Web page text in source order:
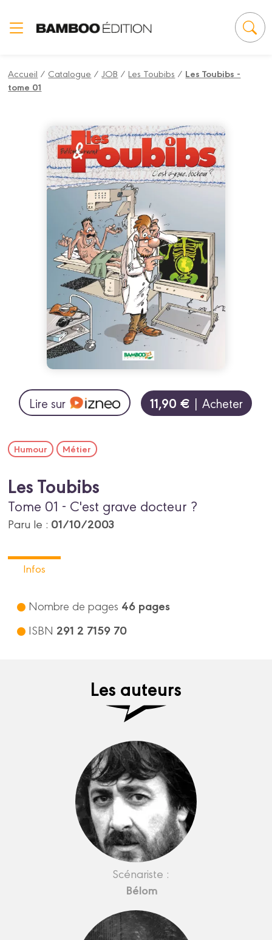
Accueil / Catalogue /JOB /Les Toubibs / Les Toubibs -
tome 01
Lire sur 11,90 € | Acheter
Humour Métier
Les Toubibs
Tome 01 - C'est grave docteur ?
Paru le : 01/10/2003
Infos
Nombre de pages 46 pages
ISBN 291 2 7159 70
Les auteurs
Scénariste :
Bélom